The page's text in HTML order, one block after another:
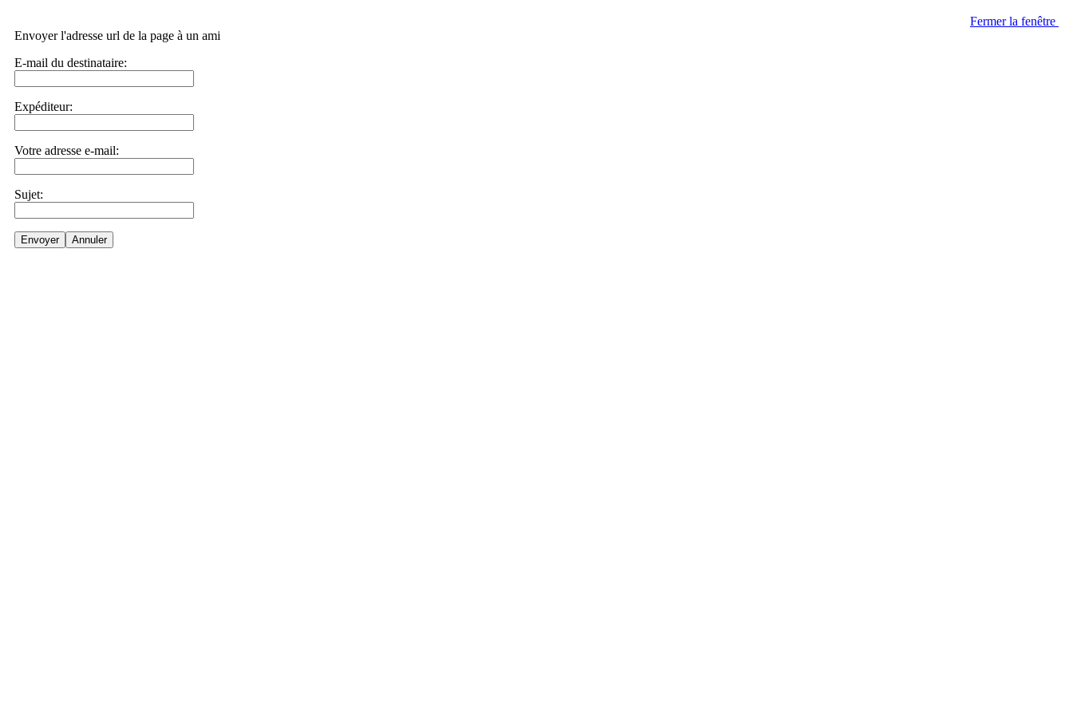
Fermer la fenêtre
Envoyer l'adresse url de la page à un ami
E-mail du destinataire:
Expéditeur:
Votre adresse e-mail:
Sujet:
Envoyer Annuler